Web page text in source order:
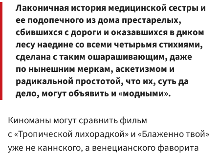
Лаконичная история медицинской сестры и
ее подопечного из дома престарелых,
сбившихся с дороги и оказавшихся в диком
лесу наедине со всеми четырьмя стихиями,
сделана с таким ошарашивающим, даже
по нынешним меркам, аскетизмом и
радикальной простотой, что их, суть да
дело, могут объявить и «модными».
Киноманы могут сравнить фильм
с «Тропической лихорадкой» и «Блаженно твой»
уже не каннского, а венецианского фаворита